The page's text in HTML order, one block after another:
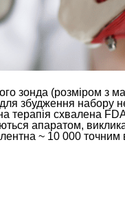
зонда (розміром з
збудження набору
схвалена
апаратом,
~ 10 000